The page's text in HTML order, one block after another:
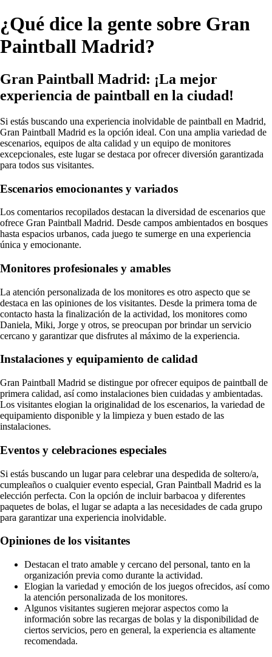
¿Qué dice la gente sobre Gran
Paintball Madrid?
Gran Paintball Madrid: ¡La mejor
experiencia de paintball en la ciudad!
Si estás buscando una experiencia inolvidable de paintball en Madrid,
Gran Paintball Madrid es la opción ideal. Con una amplia variedad de
escenarios, equipos de alta calidad y un equipo de monitores
excepcionales, este lugar se destaca por ofrecer diversión garantizada
para todos sus visitantes.
Escenarios emocionantes y variados
Los comentarios recopilados destacan la diversidad de escenarios que
ofrece Gran Paintball Madrid. Desde campos ambientados en bosques
hasta espacios urbanos, cada juego te sumerge en una experiencia
única y emocionante.
Monitores profesionales y amables
La atención personalizada de los monitores es otro aspecto que se
destaca en las opiniones de los visitantes. Desde la primera toma de
contacto hasta la finalización de la actividad, los monitores como
Daniela, Miki, Jorge y otros, se preocupan por brindar un servicio
cercano y garantizar que disfrutes al máximo de la experiencia.
Instalaciones y equipamiento de calidad
Gran Paintball Madrid se distingue por ofrecer equipos de paintball de
primera calidad, así como instalaciones bien cuidadas y ambientadas.
Los visitantes elogian la originalidad de los escenarios, la variedad de
equipamiento disponible y la limpieza y buen estado de las
instalaciones.
Eventos y celebraciones especiales
Si estás buscando un lugar para celebrar una despedida de soltero/a,
cumpleaños o cualquier evento especial, Gran Paintball Madrid es la
elección perfecta. Con la opción de incluir barbacoa y diferentes
paquetes de bolas, el lugar se adapta a las necesidades de cada grupo
para garantizar una experiencia inolvidable.
Opiniones de los visitantes
Destacan el trato amable y cercano del personal, tanto en la
organización previa como durante la actividad.
Elogian la variedad y emoción de los juegos ofrecidos, así como
la atención personalizada de los monitores.
Algunos visitantes sugieren mejorar aspectos como la
información sobre las recargas de bolas y la disponibilidad de
ciertos servicios, pero en general, la experiencia es altamente
recomendada.